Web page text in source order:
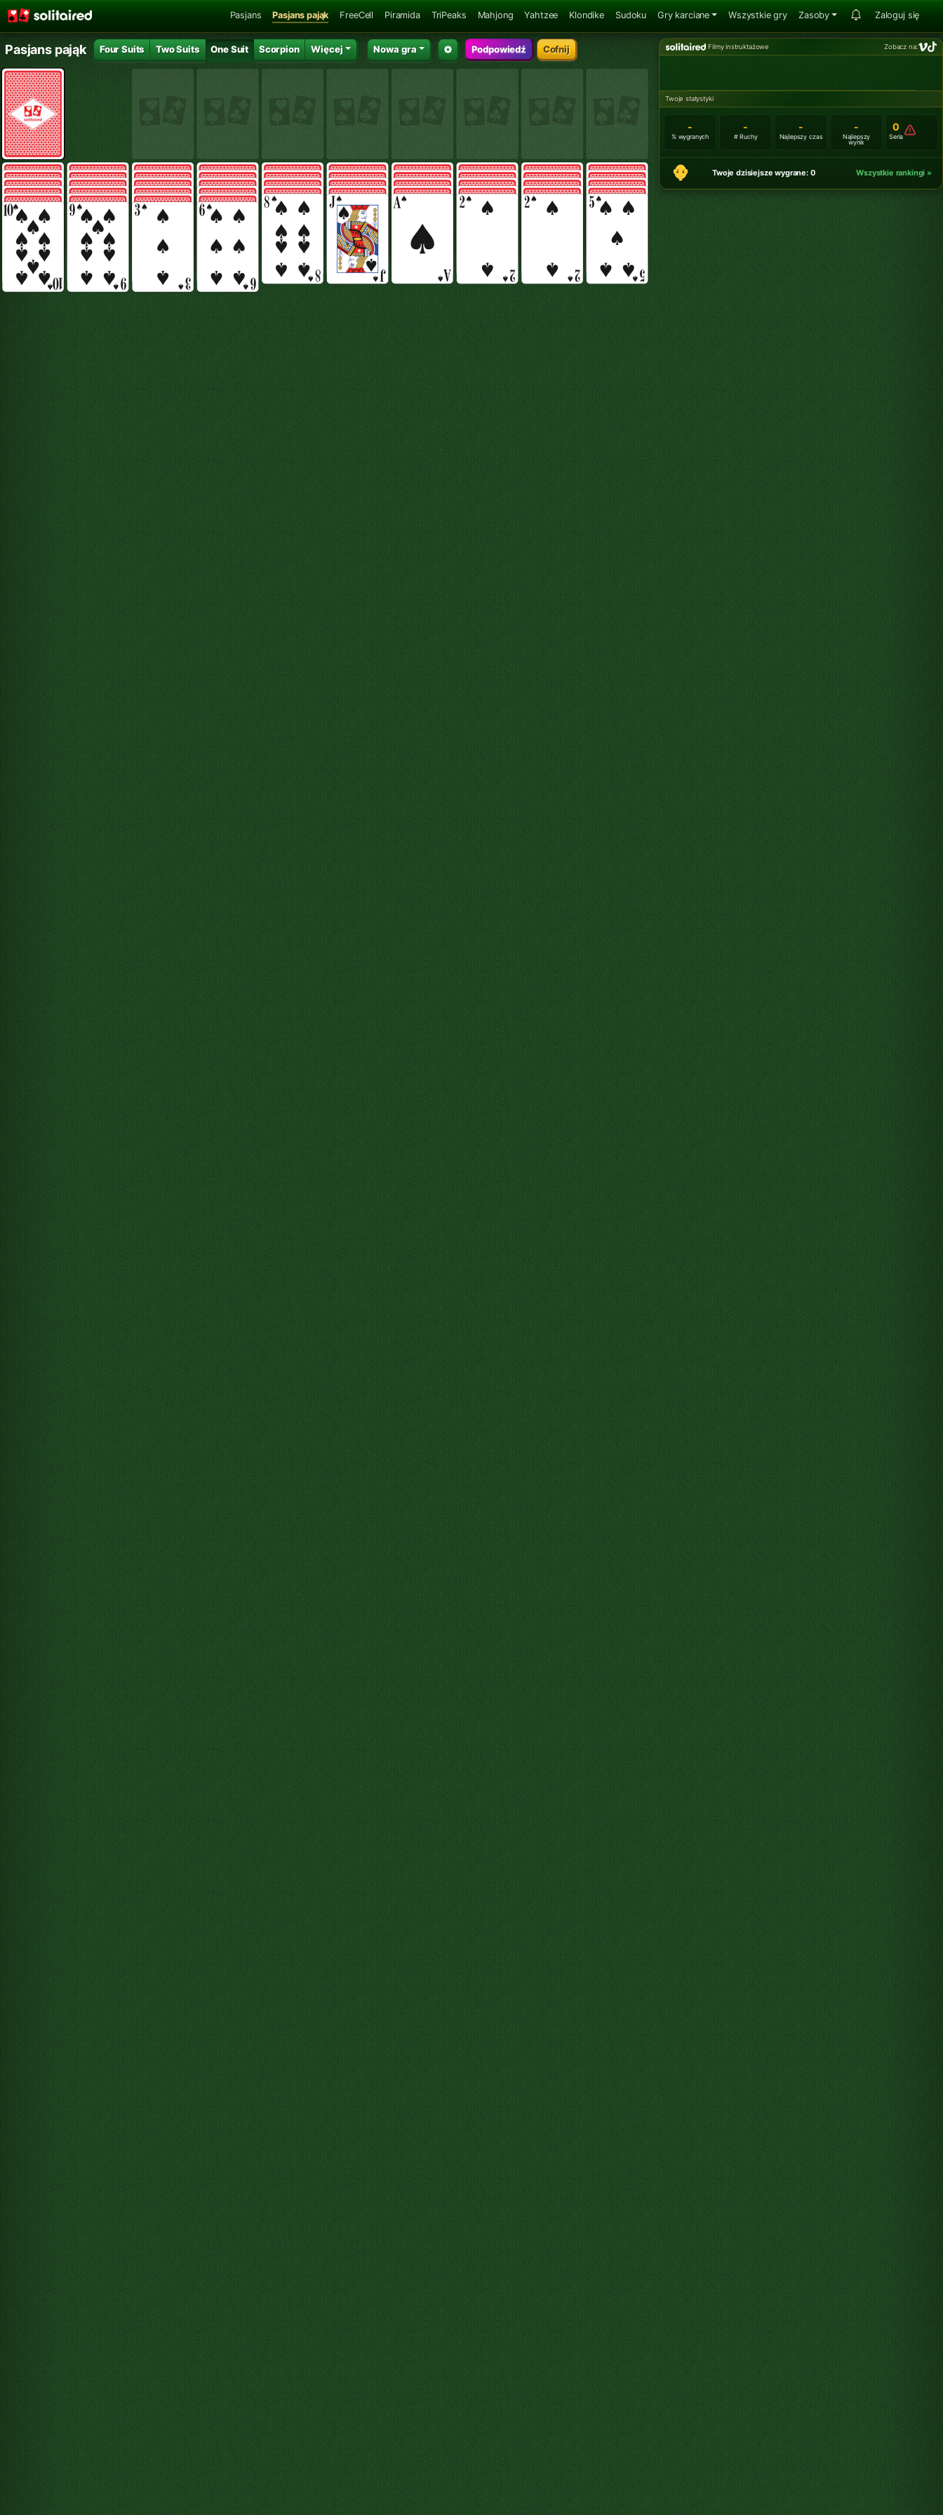
Pasjans Pasjans pająk FreeCell Piramida TriPeaks Mahjong Yahtzee Klondike Sudoku Gry karciane Wszystkie gry Zasoby Zaloguj się
Pasjans pająk Four Suits Two Suits One Suit Scorpion Więcej Nowa gra Podpowiedź Cofnij Filmy instruktażowe Zobacz na:
Twoje statystyki
-
% wygranych
-
# Ruchy
-
Najlepszy czas
-
Najlepszy
wynik
0
Seria
Twoje dzisiejsze wygrane: 0 Wszystkie rankingi »